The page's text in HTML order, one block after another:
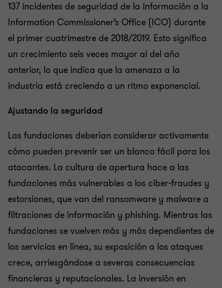
137 incidentes de seguridad de la información a la
Information Commissioner’s Office (ICO) durante
el primer cuatrimestre de 2018/2019. Esto significa
un crecimiento seis veces mayor al del año
anterior, lo que indica que la amenaza a la
industria está creciendo a un ritmo exponencial.
Ajustando la seguridad
Las fundaciones deberían considerar activamente
cómo pueden prevenir ser un blanco fácil para los
atacantes. La cultura de apertura hace a las
fundaciones más vulnerables a los ciber-fraudes y
extorsiones, que van del ransomware y malware a
filtraciones de información y phishing. Mientras las
fundaciones se vuelven más y más dependientes de
los servicios en línea, su exposición a los ataques
crece, arriesgándose a severas consecuencias
financieras y reputacionales. La inversión en